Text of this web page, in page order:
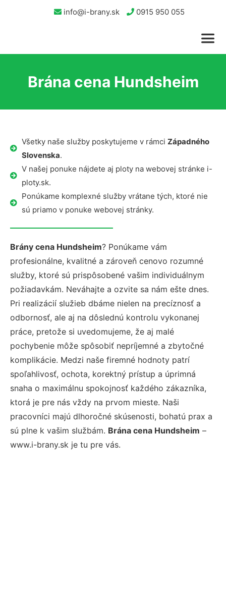
info@i-brany.sk 0915 950 055
Brána cena Hundsheim
Všetky naše služby poskytujeme v rámci Západného
Slovenska.
V našej ponuke nájdete aj ploty na webovej stránke i-
ploty.sk.
Ponúkame komplexné služby vrátane tých, ktoré nie
sú priamo v ponuke webovej stránky.
Brány cena Hundsheim? Ponúkame vám
profesionálne, kvalitné a zároveň cenovo rozumné
služby, ktoré sú prispôsobené vašim individuálnym
požiadavkám. Neváhajte a ozvite sa nám ešte dnes.
Pri realizácií služieb dbáme nielen na precíznosť a
odbornosť, ale aj na dôslednú kontrolu vykonanej
práce, pretože si uvedomujeme, že aj malé
pochybenie môže spôsobiť nepríjemné a zbytočné
komplikácie. Medzi naše firemné hodnoty patrí
spoľahlivosť, ochota, korektný prístup a úprimná
snaha o maximálnu spokojnosť každého zákazníka,
ktorá je pre nás vždy na prvom mieste. Naši
pracovníci majú dlhoročné skúsenosti, bohatú prax a
sú plne k vašim službám. Brána cena Hundsheim –
www.i-brany.sk je tu pre vás.